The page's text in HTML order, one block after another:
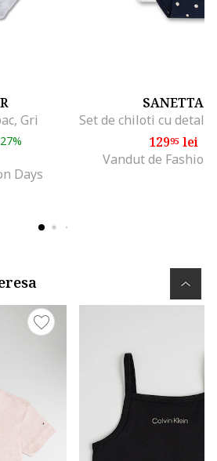
Gri
Days
SANETTA
12995lei
Vandut de Fashion